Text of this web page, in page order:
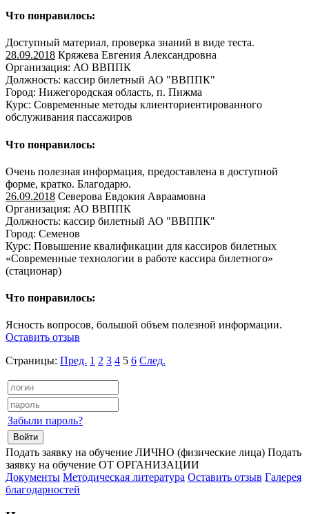
Что понравилось:
Доступный материал, проверка знаний в виде теста.
28.09.2018 Кряжева Евгения Александровна
Организация: АО ВВППК
Должность: кассир билетный АО "ВВППК"
Город: Нижегородская область, п. Пижма
Курс: Современные методы клиенториентированного
обслуживания пассажиров
Что понравилось:
Очень полезная информация, предоставлена в доступной
форме, кратко. Благодарю.
26.09.2018 Северова Евдокия Авраамовна
Организация: АО ВВППК
Должность: кассир билетный АО "ВВППК"
Город: Семенов
Курс: Повышение квалификации для кассиров билетных
«Современные технологии в работе кассира билетного»
(стационар)
Что понравилось:
Ясность вопросов, большой объем полезной информации.
Оставить отзыв
Страницы: Пред. 1 2 3 4 5 6 След.
Забыли пароль?
Подать заявку на обучение ЛИЧНО (физические лица) Подать
заявку на обучение ОТ ОРГАНИЗАЦИИ
Документы Методическая литература Оставить отзыв Галерея
благодарностей